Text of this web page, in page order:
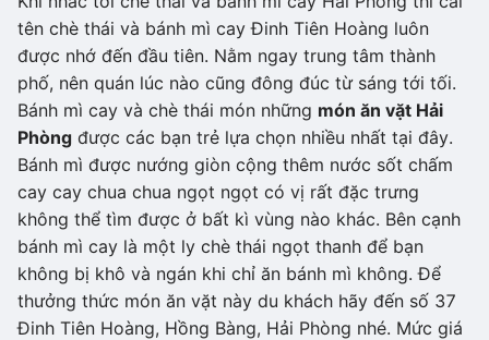
tên chè thái và bánh mì cay Đinh Tiên Hoàng luôn
được nhớ đến đầu tiên. Nằm ngay trung tâm thành
phố, nên quán lúc nào cũng đông đúc từ sáng tới tối.
Bánh mì cay và chè thái món những món ăn vặt Hải
Phòng được các bạn trẻ lựa chọn nhiều nhất tại đây.
Bánh mì được nướng giòn cộng thêm nước sốt chấm
cay cay chua chua ngọt ngọt có vị rất đặc trưng
không thể tìm được ở bất kì vùng nào khác. Bên cạnh
bánh mì cay là một ly chè thái ngọt thanh để bạn
không bị khô và ngán khi chỉ ăn bánh mì không. Để
thưởng thức món ăn vặt này du khách hãy đến số 37
Đinh Tiên Hoàng, Hồng Bàng, Hải Phòng nhé. Mức giá